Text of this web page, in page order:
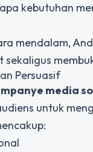
kebutuhan
mendalam,
Persuasif
media
untuk